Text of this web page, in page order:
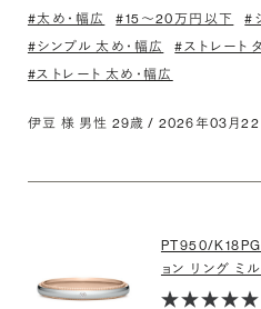
#太め・幅広
#15〜20万円以下
#
#シンプル 太め・幅広
#ストレート
#ストレート 太め・幅広
伊豆 様 男性 29歳 / 2026年03月22
PT950/K18PG
ョン リング ミ